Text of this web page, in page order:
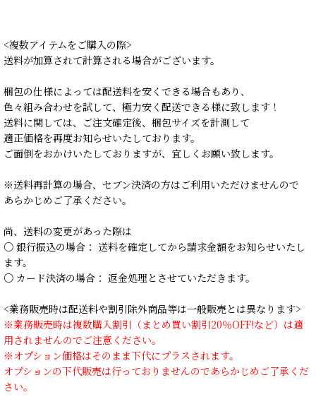
<複数アイテムをご購入の際>
送料が加算されて計算される場合がございます。
梱包の仕様によっては配送料を安くできる場合もあり、
色々組み合わせを試して、極力安く配送できる様に致します！
送料に関しては、ご注文確定後、梱包サイズを計測して
適正価格を再度お知らせいたしております。
ご面倒をおかけいたしておりますが、宜しくお願い致します。
※送料再計算の場合、セブン決済の方はご利用いただけませんので
あらかじめご了承ください。
尚、送料の変更があった際は
○ 銀行振込の場合： 送料を確定してから請求金額をお知らせいたし
ます。
○ カード決済の場合： 返金処理とさせていただきます。
<業務販売時は配送料や割引除外商品等は一般販売とは異なります>
※業務販売時は複数購入割引（まとめ買い割引20％OFF!など）は適
用されませんのでご注意ください。
※オプション価格はそのまま下代にプラスされます。
オプションの下代販売は行っておりませんのであらかじめご了承くだ
さい。